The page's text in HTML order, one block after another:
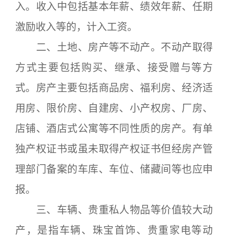
入。收入中包括基本年薪、绩效年薪、任期
激励收入等的，计入工资。
二、土地、房产等不动产。不动产取得
方式主要包括购买、继承、接受赠与等方
式。房产主要包括商品房、福利房、经济适
用房、限价房、自建房、小产权房、厂房、
店铺、酒店式公寓等不同性质的房产。有单
独产权证书或虽未取得产权证书但经房产管
理部门备案的车库、车位、储藏间等也应申
报。
三、车辆、贵重私人物品等价值较大动
产，是指车辆、珠宝首饰、贵重家电等动